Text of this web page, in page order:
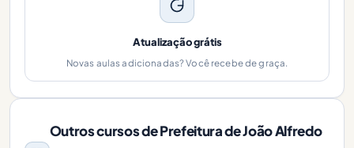
Atualização grátis
Novas aulas adicionadas? Você recebe de graça.
Outros cursos de Prefeitura de João Alfredo